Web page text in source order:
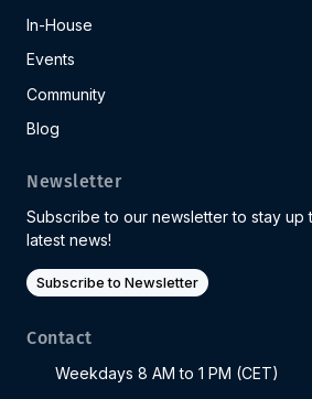
In-House
Events
Community
Blog
Newsletter
Subscribe to our newsletter to stay up
latest news!
Subscribe to Newsletter
Contact
Weekdays 8 AM to 1 PM (CET)